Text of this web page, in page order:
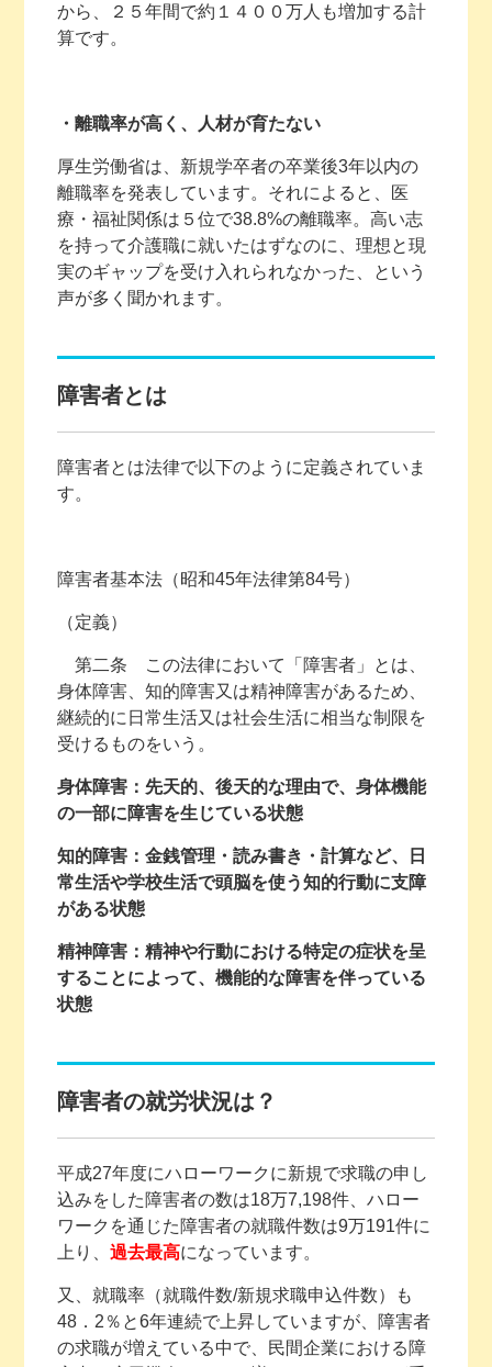
から、２５年間で約１４００万人も増加する計
算です。
・離職率が高く、人材が育たない
厚生労働省は、新規学卒者の卒業後3年以内の
離職率を発表しています。それによると、医
療・福祉関係は５位で38.8%の離職率。高い志
を持って介護職に就いたはずなのに、理想と現
実のギャップを受け入れられなかった、という
声が多く聞かれます。
障害者とは
障害者とは法律で以下のように定義されていま
す。
障害者基本法（昭和45年法律第84号）
（定義）
第二条 この法律において「障害者」とは、
身体障害、知的障害又は精神障害があるため、
継続的に日常生活又は社会生活に相当な制限を
受けるものをいう。
身体障害：先天的、後天的な理由で、身体機能
の一部に障害を生じている状態
知的障害：金銭管理・読み書き・計算など、日
常生活や学校生活で頭脳を使う知的行動に支障
がある状態
精神障害：精神や行動における特定の症状を呈
することによって、機能的な障害を伴っている
状態
障害者の就労状況は？
平成27年度にハローワークに新規で求職の申し
込みをした障害者の数は18万7,198件、ハロー
ワークを通じた障害者の就職件数は9万191件に
上り、過去最高になっています。
又、就職率（就職件数/新規求職申込件数）も
48．2％と6年連続で上昇していますが、障害者
の求職が増えている中で、民間企業における障